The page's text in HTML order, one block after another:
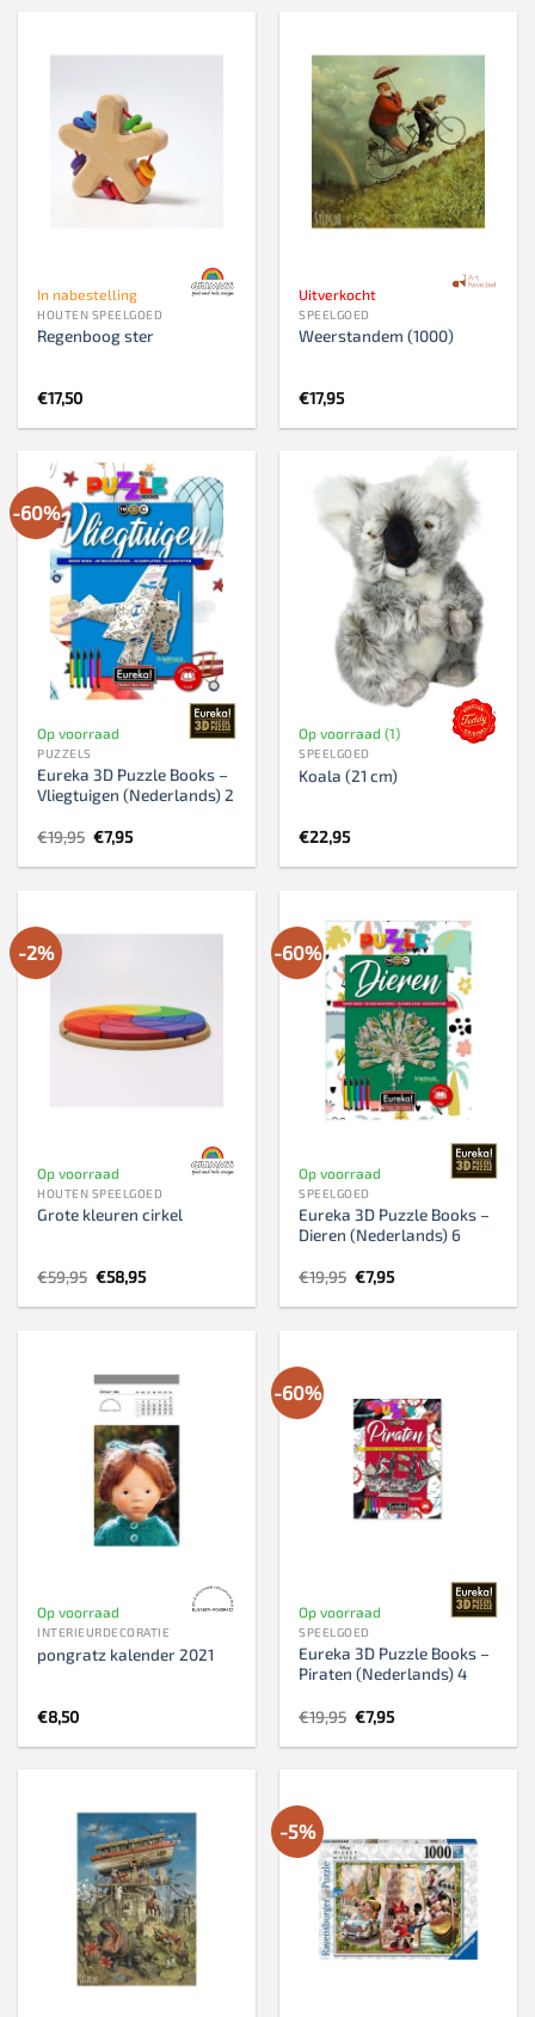
In nabestelling
HOUTEN SPEELGOED
Regenboog ster
€17,50
Uitverkocht
SPEELGOED
Weerstandem (1000)
€17,95
-60%
Op voorraad
PUZZELS
Eureka 3D Puzzle Books –
Vliegtuigen (Nederlands) 2
€19,95 Oorspronkelijke
prijs
was:
€7,95Huidige
is:
Op voorraad (1)
SPEELGOED
Koala (21 cm)
€22,95
-2%
Op voorraad
HOUTEN SPEELGOED
Grote kleuren cirkel
€59,95 Oorspronkelijke
prijs
was:
€58,95Huidige
is:
-60%
Op voorraad
SPEELGOED
Eureka 3D Puzzle Books –
Dieren (Nederlands) 6
€19,95 Oorspronkelijke
prijs
was:
€7,95Huidige
is:
Op voorraad
INTERIEURDECORATIE
pongratz kalender 2021
€8,50
-60%
Op voorraad
SPEELGOED
Eureka 3D Puzzle Books –
Piraten (Nederlands) 4
€19,95 Oorspronkelijke
prijs
was:
€7,95Huidige
is:
-5%